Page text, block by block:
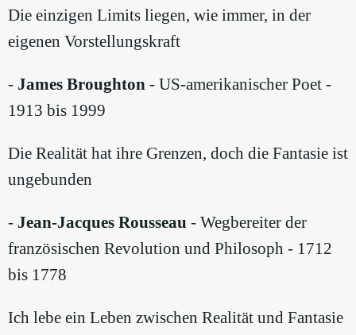
Die einzigen Limits liegen, wie immer, in der
eigenen Vorstellungskraft
- James Broughton - US-amerikanischer Poet -
1913 bis 1999
Die Realität hat ihre Grenzen, doch die Fantasie ist
ungebunden
- Jean-Jacques Rousseau - Wegbereiter der
französischen Revolution und Philosoph - 1712
bis 1778
Ich lebe ein Leben zwischen Realität und Fantasie